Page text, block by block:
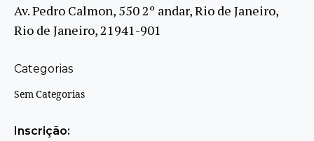
Av. Pedro Calmon, 550 2º andar, Rio de Janeiro,
Rio de Janeiro, 21941-901
Categorias
Sem Categorias
Inscrição: